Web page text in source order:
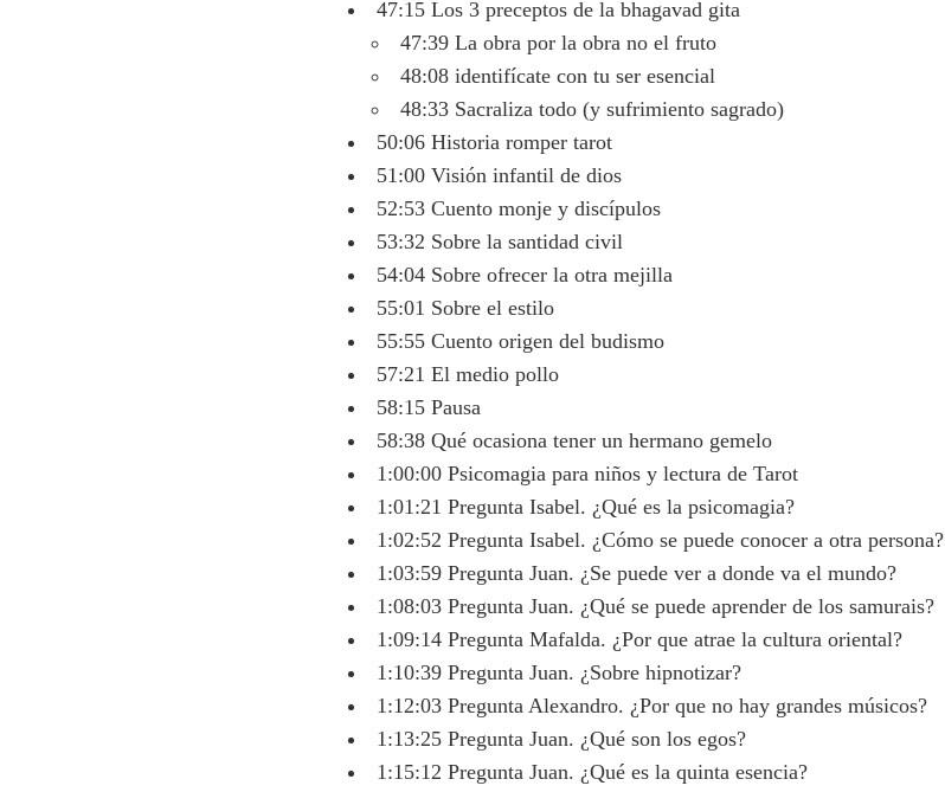
47:15 Los 3 preceptos de la bhagavad gita
47:39 La obra por la obra no el fruto
48:08 identifícate con tu ser esencial
48:33 Sacraliza todo (y sufrimiento sagrado)
50:06 Historia romper tarot
51:00 Visión infantil de dios
52:53 Cuento monje y discípulos
53:32 Sobre la santidad civil
54:04 Sobre ofrecer la otra mejilla
55:01 Sobre el estilo
55:55 Cuento origen del budismo
57:21 El medio pollo
58:15 Pausa
58:38 Qué ocasiona tener un hermano gemelo
1:00:00 Psicomagia para niños y lectura de Tarot
1:01:21 Pregunta Isabel. ¿Qué es la psicomagia?
1:02:52 Pregunta Isabel. ¿Cómo se puede conocer a otra persona?
1:03:59 Pregunta Juan. ¿Se puede ver a donde va el mundo?
1:08:03 Pregunta Juan. ¿Qué se puede aprender de los samurais?
1:09:14 Pregunta Mafalda. ¿Por que atrae la cultura oriental?
1:10:39 Pregunta Juan. ¿Sobre hipnotizar?
1:12:03 Pregunta Alexandro. ¿Por que no hay grandes músicos?
1:13:25 Pregunta Juan. ¿Qué son los egos?
1:15:12 Pregunta Juan. ¿Qué es la quinta esencia?